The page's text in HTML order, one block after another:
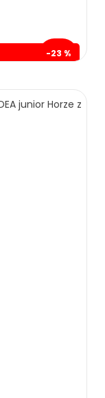
-23 %
junior Horze z